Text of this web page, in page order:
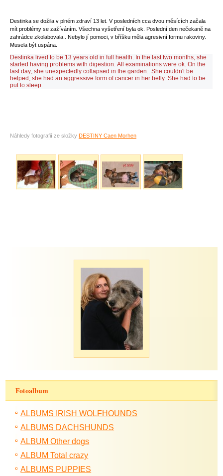
Destinka se dožila v plném zdraví 13 let. V posledních cca dvou měsících začala
mít problémy se zažíváním. Všechna vyšetření byla ok. Poslední den nečekaně na
zahrádce zkolabovala.. Nebylo jí pomoci, v bříšku měla agresivní formu rakoviny.
Musela být uspána.
Destinka lived to be 13 years old in full health. In the last two months, she
started having problems with digestion. All examinations were ok. On the
last day, she unexpectedly collapsed in the garden.. She couldn't be
helped, she had an aggressive form of cancer in her belly. She had to be
put to sleep.
Náhledy fotografií ze složky DESTINY Caen Morhen
Fotoalbum
ALBUMS IRISH WOLFHOUNDS
ALBUMS DACHSHUNDS
ALBUM Other dogs
ALBUM Total crazy
ALBUMS PUPPIES